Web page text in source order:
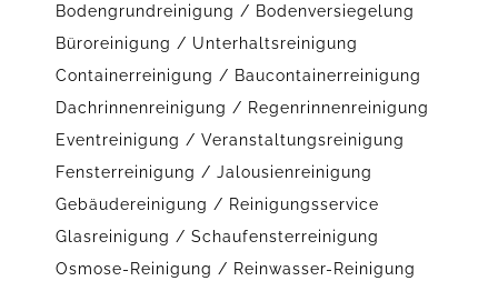
Bodengrundreinigung / Bodenversiegelung
Büroreinigung / Unterhaltsreinigung
Containerreinigung / Baucontainerreinigung
Dachrinnenreinigung / Regenrinnenreinigung
Eventreinigung / Veranstaltungsreinigung
Fensterreinigung / Jalousienreinigung
Gebäudereinigung / Reinigungsservice
Glasreinigung / Schaufensterreinigung
Osmose-Reinigung / Reinwasser-Reinigung